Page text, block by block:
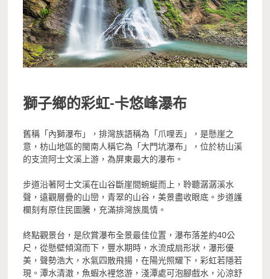
獅子鄉的彩虹-卡悠峰瀑布
舊稱「內獅瀑布」，排灣族語稱為「爪哩丟」，是懸崖之
意，枋山地區的閩南人稱它為「大門坑瀑布」，位於枋山溪
的支流阿士文溪上游，為屏東最大的瀑布。
步道沿著阿士文溪在山谷斷崖間蜿蜒而上，聆聽潺潺溪水
聲，遠觀層疊的山巒，青翠的山谷，美景盡收眼底。步道護
欄刻有原住民圖騰，充滿排灣族風情。
終點觀景台，是欣賞瀑布全景最佳位置，瀑布落差約40公
尺，從懸壁傾瀉而下，豐水期時，水流成扇形狀，瀑形優
美，聲勢浩大，水氣四散飛揚，在陽光照耀下，彩虹若隱若
現。潭水清澈，魚蝦水裡悠游，淺潭處可泡腳戲水，沁涼舒